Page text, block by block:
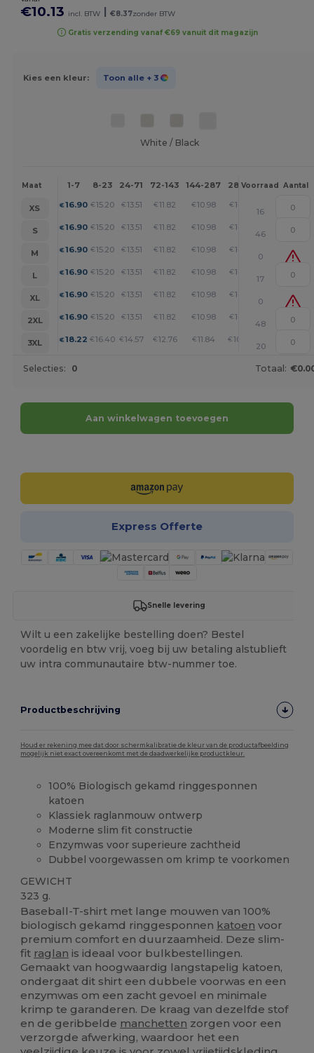
€10.13 incl. BTW | €8.37zonder BTW
Gratis verzending vanaf €69 vanuit dit magazijn
Kies een kleur: Toon alle + 3
White / Black
Maat 1-7 8-23 24-71 72-143 144-287 288 + Meer
Voorraad Aantal
XS €16.90 € 15.20 €13.51 € 11.82 € 10.98 € 10.13
16
S
€16.90 € 15.20 €13.51 € 11.82 € 10.98 € 10.13
46
M
€16.90 € 15.20 €13.51 € 11.82 € 10.98 € 10.13
0
L
€16.90 € 15.20 €13.51 € 11.82 € 10.98 € 10.13
17
XL
€16.90 € 15.20 €13.51 € 11.82 € 10.98 € 10.13
0
2XL
€16.90 € 15.20 €13.51 € 11.82 € 10.98 € 10.13
48
3XL
€18.22 € 16.40 € 14.57 €12.76 € 11.84 €10.94
20
Selecties: 0 Totaal:
Aan winkelwagen toevoegen
Express Offerte
Snelle levering
Wilt u een zakelijke bestelling doen? Bestel
voordelig en btw vrij, voeg bij uw betaling alstublieft
uw intra communautaire btw-nummer toe.
Productbeschrijving
Houd er rekening mee dat door schermkalibratie de kleur van de productafbeelding
mogelijk niet exact overeenkomt met de daadwerkelijke productkleur.
100% Biologisch gekamd ringgesponnen
katoen
Klassiek raglanmouw ontwerp
Moderne slim fit constructie
Enzymwas voor superieure zachtheid
Dubbel voorgewassen om krimp te voorkomen
GEWICHT
323 g.
Baseball-T-shirt met lange mouwen van 100%
biologisch gekamd ringgesponnen katoen voor
premium comfort en duurzaamheid. Deze slim-
fit raglan is ideaal voor bulkbestellingen.
Gemaakt van hoogwaardig langstapelig katoen,
ondergaat dit shirt een dubbele voorwas en een
enzymwas om een zacht gevoel en minimale
krimp te garanderen. De kraag van dezelfde stof
en de geribbelde manchetten zorgen voor een
verzorgde afwerking, waardoor het een